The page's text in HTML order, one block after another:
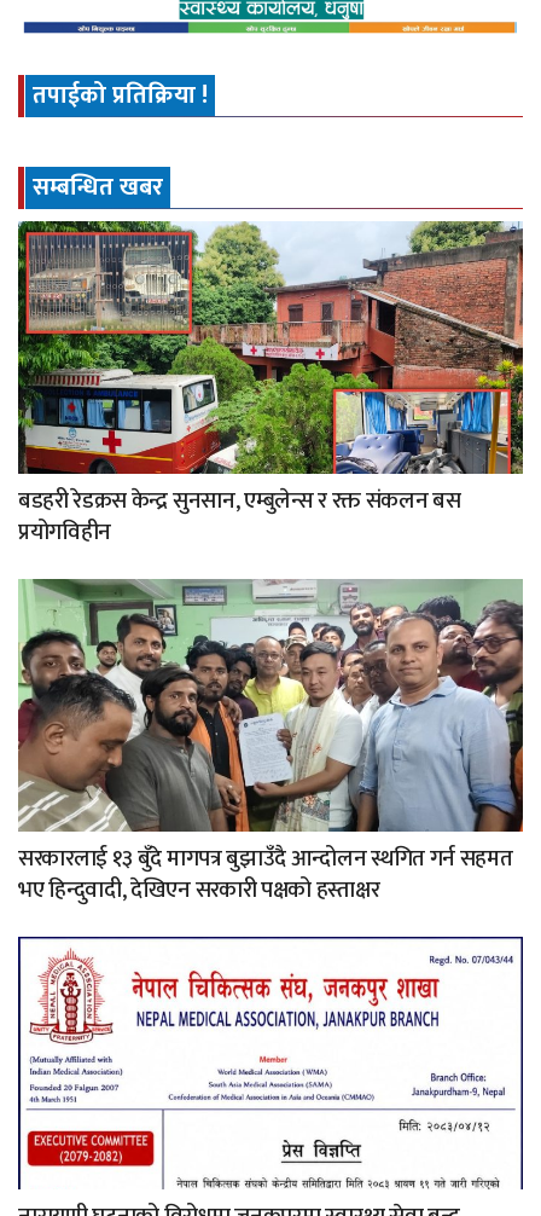
तपाईको प्रतिक्रिया !
सम्बन्धित खबर
बडहरी रेडक्रस केन्द्र सुनसान, एम्बुलेन्स र रक्त संकलन बस
प्रयोगविहीन
सरकारलाई १३ बुँदे मागपत्र बुझाउँदै आन्दोलन स्थगित गर्न सहमत
भए हिन्दुवादी, देखिएन सरकारी पक्षको हस्ताक्षर